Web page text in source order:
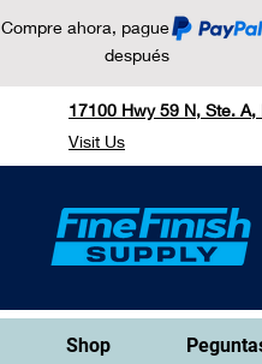
Compre ahora, pague
después
17100 Hwy 59 N, Ste. A,
Visit Us
Shop